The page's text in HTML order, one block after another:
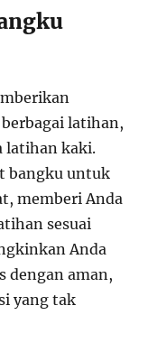
latihan,
latihan kaki.
bangku untuk
memberi Anda
sesuai
Anda
dengan aman,
yang tak